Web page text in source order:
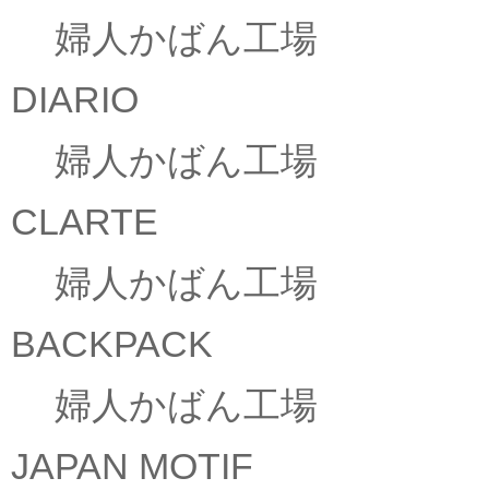
婦人かばん工場
DIARIO
婦人かばん工場
CLARTE
婦人かばん工場
BACKPACK
婦人かばん工場
JAPAN MOTIF